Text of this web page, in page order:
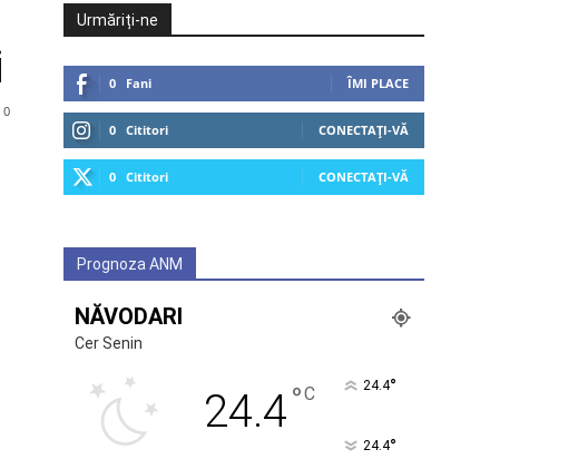
0
Urmăriți-ne
0 Fani ÎMI PLACE
0 Cititori CONECTAȚI-VĂ
0 Cititori CONECTAȚI-VĂ
Prognoza ANM
NĂVODARI
Cer Senin
24.4°C 24.4°
24.4°